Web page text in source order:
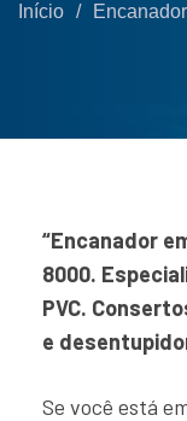
Início /
“Encanador
8000.
PVC.
e
Se você está